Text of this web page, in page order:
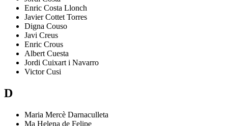
Enric Costa Llonch
Javier Cottet Torres
Digna Couso
Javi Creus
Enric Crous
Albert Cuesta
Jordi Cuixart i Navarro
Victor Cusi
D
Maria Mercè Darnaculleta
Ma Helena de Felipe